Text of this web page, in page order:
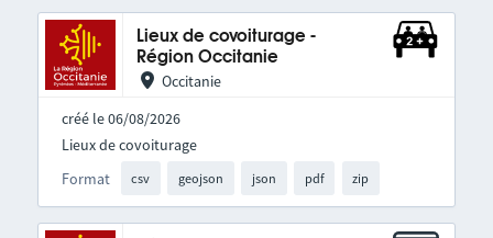
Lieux de covoiturage -
Région Occitanie
Occitanie
créé le 06/08/2026
Format csv geojson json pdf zip
Lieux de covoiturage